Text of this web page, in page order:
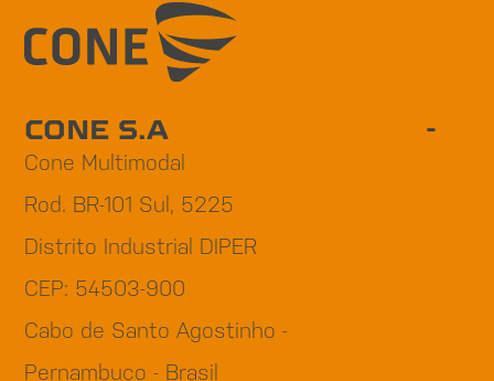
CONE S.A
Cone Multimodal
Rod. BR-101 Sul, 5225
Distrito Industrial DIPER
CEP: 54503-900
Cabo de Santo Agostinho -
Pernambuco - Brasil